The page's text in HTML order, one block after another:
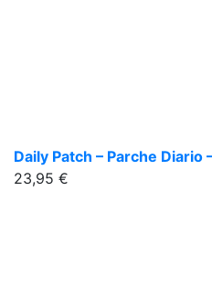
Daily Patch – Parche Diario
23,95 €